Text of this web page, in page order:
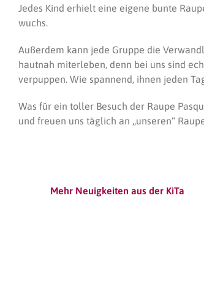
Jedes Kind erhielt eine eigene bunte
wuchs.
Außerdem kann jede Gruppe die
hautnah miterleben, denn bei uns sind
verpuppen. Wie spannend, ihnen jeden
Was für ein toller Besuch der Raupe
und freuen uns täglich an „unseren“
Mehr Neuigkeiten aus der KiTa